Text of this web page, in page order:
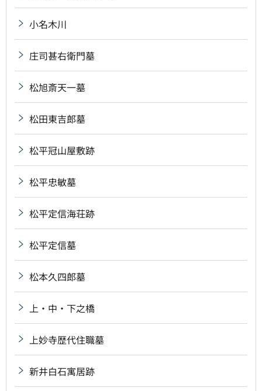
小名木川
庄司甚右衛門墓
松旭斎天一墓
松田東吉郎墓
松平冠山屋敷跡
松平忠敏墓
松平定信海荘跡
松平定信墓
松本久四郎墓
上・中・下之橋
上妙寺歴代住職墓
新井白石寓居跡